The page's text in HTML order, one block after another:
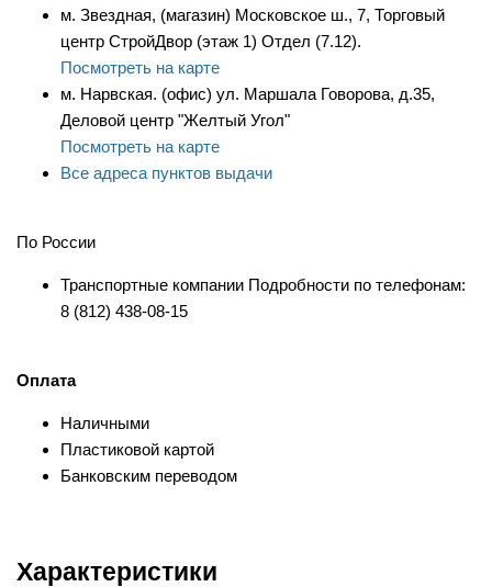
м. Звездная, (магазин) Московское ш., 7, Торговый
центр СтройДвор (этаж 1) Отдел (7.12).
Посмотреть на карте
м. Нарвская. (офис) ул. Маршала Говорова, д.35,
Деловой центр "Желтый Угол"
Посмотреть на карте
Все адреса пунктов выдачи
По России
Транспортные компании Подробности по телефонам:
8 (812) 438-08-15
Оплата
Наличными
Пластиковой картой
Банковским переводом
Характеристики